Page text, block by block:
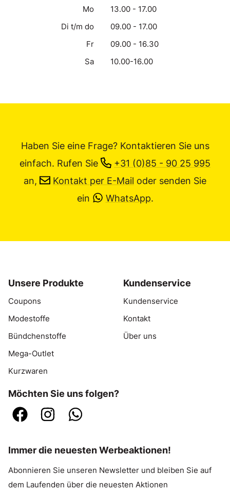
Mo
13.00 - 17.00
Di t/m do
09.00 - 17.00
Fr
09.00 - 16.30
Sa
10.00-16.00
Haben Sie eine Frage? Kontaktieren Sie uns
einfach. Rufen Sie
+31 (0)85 - 90 25 995
an,
Kontakt per E-Mail oder senden Sie
ein
WhatsApp.
Unsere Produkte
Coupons
Modestoffe
Bündchenstoffe
Mega-Outlet
Kurzwaren
Kundenservice
Kundenservice
Kontakt
Über uns
Möchten Sie uns folgen?
Immer die neuesten Werbeaktionen!
Abonnieren Sie unseren Newsletter und bleiben Sie auf
dem Laufenden über die neuesten Aktionen